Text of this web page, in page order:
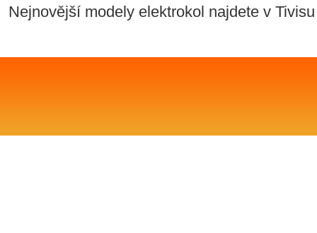
Nejnovější modely elektrokol najdete v